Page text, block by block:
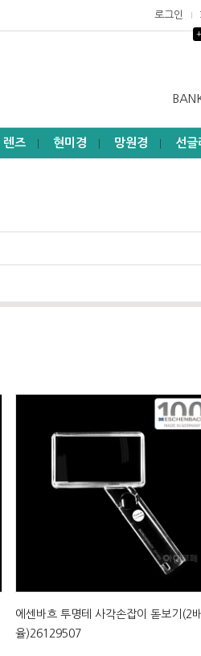
로그인
렌즈 현미경 망원경 선글
에센바흐 투명테 사각손잡이 돋보기(2배
율)26129507